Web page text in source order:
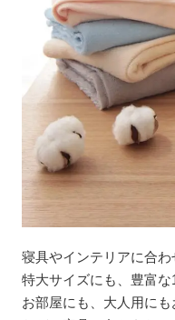
寝具やインテリアに合わ
特大サイズにも、豊富
お部屋にも、大人用に